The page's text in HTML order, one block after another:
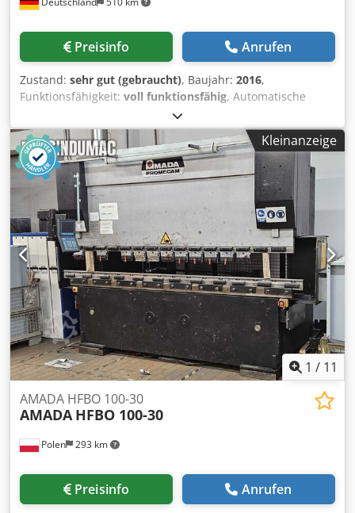
Preisinfo Anrufen
Zustand: sehr gut (gebraucht), Baujahr: 2016,
Funktionsfähigkeit: voll funktionsfähig, Automatische
Bandsäge AMADA HFA 400 W (Baujahr 2016)
Schnittkapazität: Durchmesser rund 420 mm Dsdpfx
Anozrz Ahjdjwa Quadrat 400 x 400 mm Vorschub 5 - 470
mm Mehrfachvorschub bis 9999 mm Späneförderer
Antriebsleistung 5,5 kW Sägeblattgeschwindigkeit 15 - 90
m / min., stufenlos regelbar Stückzähler Gewicht 2200 kg
*Die Säge ist in einem sehr guten und funktionsfähigen
Zustand*
Kleinanzeige
1 / 11
Polen 293 km
AMADA HFBO 100-30
AMADA HFBO 100-30
Preisinfo Anrufen